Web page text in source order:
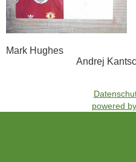
Mark
Andrej
powered